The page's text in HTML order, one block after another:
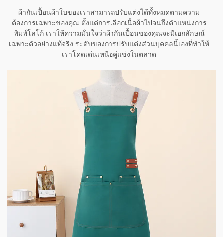
ผ้ากันเปื้อนผ้าใบของเราสามารถปรับแต่งได้ทั้งหมดตามความ
ต้องการเฉพาะของคุณ ตั้งแต่การเลือกเนื้อผ้าไปจนถึงตำแหน่งการ
พิมพ์โลโก้ เราให้ความมั่นใจว่าผ้ากันเปื้อนของคุณจะมีเอกลักษณ์
เฉพาะตัวอย่างแท้จริง ระดับของการปรับแต่งส่วนบุคคลนี้เองที่ทำให้
เราโดดเด่นเหนือคู่แข่งในตลาด